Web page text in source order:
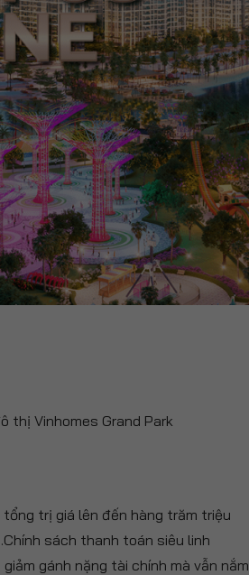
thị Vinhomes Grand Park
trị giá lên đến hàng trăm triệu
sách thanh toán siêu linh
gánh nặng tài chính mà vẫn nắm